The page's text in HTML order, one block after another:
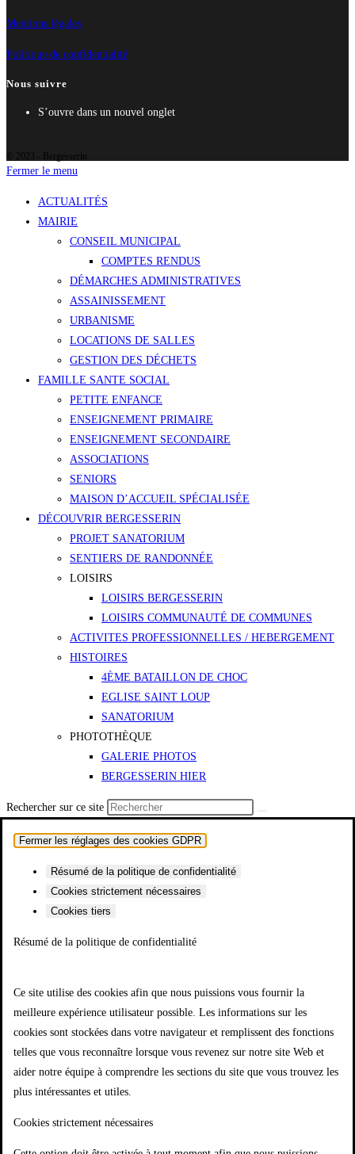
Mentions légales
Politique de confidentialité
Nous suivre
S’ouvre dans un nouvel onglet
© 2023 - Bergesserin
Fermer le menu
ACTUALITÉS
MAIRIE
CONSEIL MUNICIPAL
COMPTES RENDUS
DÉMARCHES ADMINISTRATIVES
ASSAINISSEMENT
URBANISME
LOCATIONS DE SALLES
GESTION DES DÉCHETS
FAMILLE SANTE SOCIAL
PETITE ENFANCE
ENSEIGNEMENT PRIMAIRE
ENSEIGNEMENT SECONDAIRE
ASSOCIATIONS
SENIORS
MAISON D’ACCUEIL SPÉCIALISÉE
DÉCOUVRIR BERGESSERIN
PROJET SANATORIUM
SENTIERS DE RANDONNÉE
LOISIRS
LOISIRS BERGESSERIN
LOISIRS COMMUNAUTÉ DE COMMUNES
ACTIVITES PROFESSIONNELLES / HEBERGEMENT
HISTOIRES
4ÈME BATAILLON DE CHOC
EGLISE SAINT LOUP
SANATORIUM
PHOTOTHÈQUE
GALERIE PHOTOS
BERGESSERIN HIER
Rechercher sur ce site
Fermer les réglages des cookies GDPR
Résumé de la politique de confidentialité
Cookies strictement nécessaires
Cookies tiers
Résumé de la politique de confidentialité
Ce site utilise des cookies afin que nous puissions vous fournir la
meilleure expérience utilisateur possible. Les informations sur les
cookies sont stockées dans votre navigateur et remplissent des fonctions
telles que vous reconnaître lorsque vous revenez sur notre site Web et
aider notre équipe à comprendre les sections du site que vous trouvez les
plus intéressantes et utiles.
Cookies strictement nécessaires